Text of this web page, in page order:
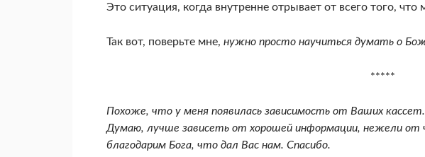
Это ситуация, когда внутренне отрывает от всего того, что
Так вот, поверьте мне, нужно просто научиться думать о
*****
Похоже, что у меня появилась зависимость от Ваших
Думаю, лучше зависеть от хорошей ин­формации, нежели от
благодарим Бога, что дал Вас нам. Спасибо.